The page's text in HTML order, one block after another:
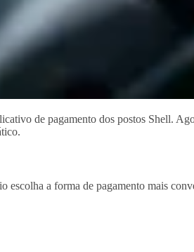
de pagamento dos postos Shell.
escolha a forma de pagamento mais